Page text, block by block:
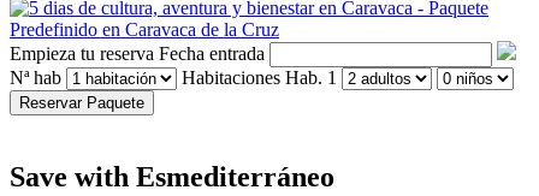
Empieza tu reserva Fecha entrada
Nª hab
Habitaciones Hab. 1
Reservar Paquete
Save with Esmediterráneo